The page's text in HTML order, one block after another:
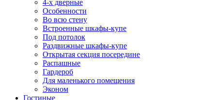
4-х дверные
Особенности
Во всю стену
Встроенные шкафы-купе
Под потолок
Раздвижные шкафы-купе
Открытая секция посередине
Распашные
Гардероб
Для маленького помещения
Эконом
Гостиные